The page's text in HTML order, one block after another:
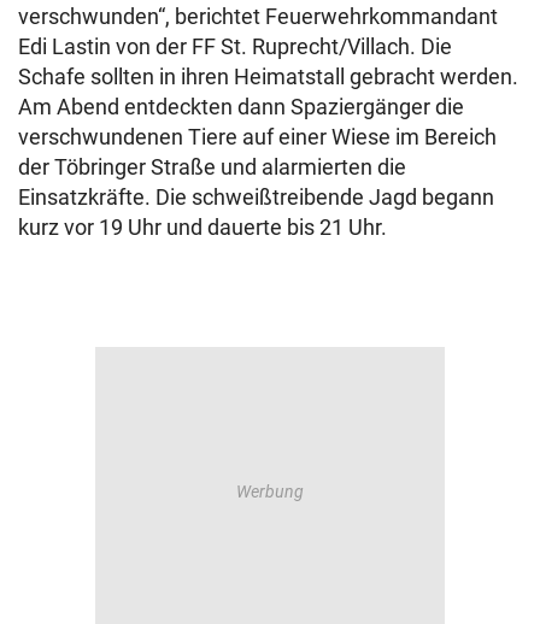
verschwunden“, berichtet Feuerwehrkommandant
Edi Lastin von der FF St. Ruprecht/Villach. Die
Schafe sollten in ihren Heimatstall gebracht werden.
Am Abend entdeckten dann Spaziergänger die
verschwundenen Tiere auf einer Wiese im Bereich
der Töbringer Straße und alarmierten die
Einsatzkräfte. Die schweißtreibende Jagd begann
kurz vor 19 Uhr und dauerte bis 21 Uhr.